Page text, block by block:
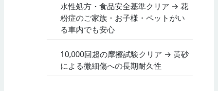
水性処方・食品安全基準クリア → 花
粉症のご家族・お子様・ペットがい
る車内でも安心
10,000回超の摩擦試験クリア → 黄砂
による微細傷への長期耐久性